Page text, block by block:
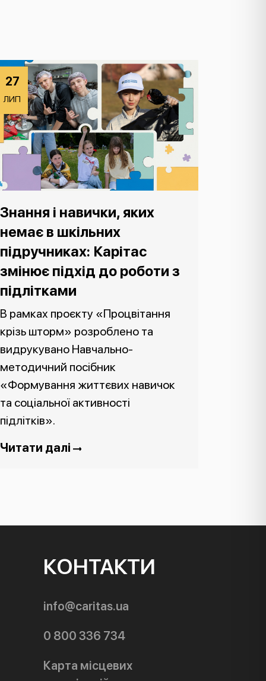
27
ЛИП
Знання і навички, яких
немає в шкільних
підручниках: Карітас
змінює підхід до роботи з
підлітками
В рамках проєкту «Процвітання
крізь шторм» розроблено та
видрукувано Навчально-
методичний посібник
«Формування життєвих навичок
та соціальної активності
підлітків».
Читати далі
КОНТАКТИ
info@caritas.ua
0 800 336 734
Карта місцевих